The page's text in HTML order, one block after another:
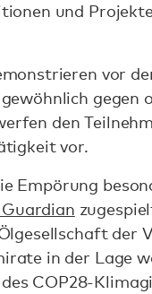
und
vor
gegen
den
vor.
Empörung
der
in der Lage
COP28-